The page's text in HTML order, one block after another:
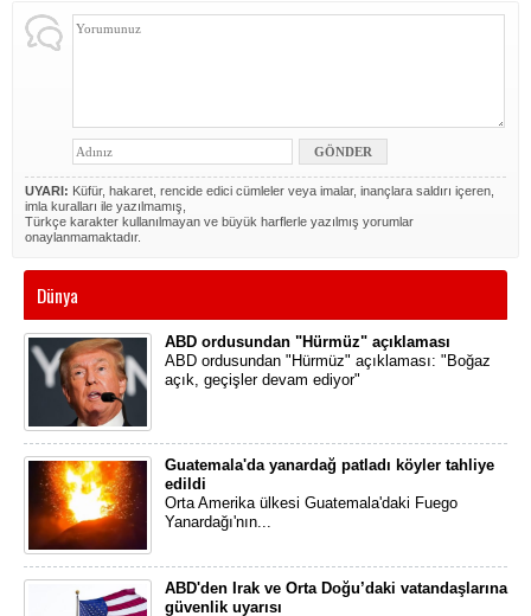
UYARI: Küfür, hakaret, rencide edici cümleler veya imalar, inançlara saldırı içeren,
imla kuralları ile yazılmamış,
Türkçe karakter kullanılmayan ve büyük harflerle yazılmış yorumlar
onaylanmamaktadır.
Dünya
ABD ordusundan "Hürmüz" açıklaması
ABD ordusundan "Hürmüz" açıklaması: "Boğaz
açık, geçişler devam ediyor"
Guatemala'da yanardağ patladı köyler tahliye
edildi
Orta Amerika ülkesi Guatemala'daki Fuego
Yanardağı'nın...
ABD'den Irak ve Orta Doğu’daki vatandaşlarına
güvenlik uyarısı